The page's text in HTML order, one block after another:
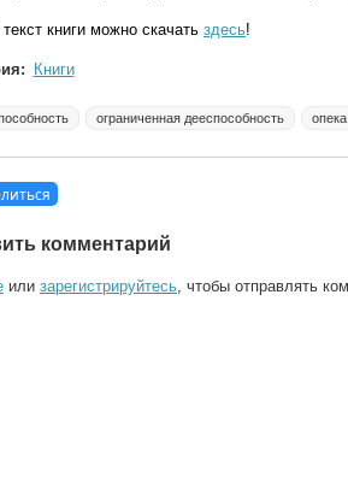
книги можно скачать здесь!
Книги
ограниченная дееспособность опека
комментарий
или зарегистрируйтесь , чтобы отправлять